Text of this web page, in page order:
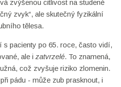
zvýšenou citlivost na studené
zvyk“, ale skutečný fyzikální
tělesa.
s pacienty po 65. roce, často vidí,
ale i zatvrzelé. To znamená,
což zvyšuje riziko zlomenin.
pádu - může zub prasknout, i